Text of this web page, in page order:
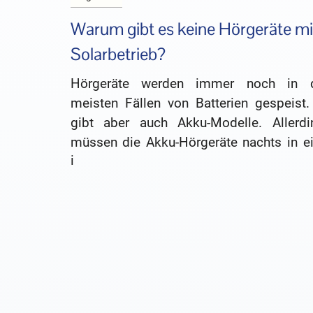
Warum gibt es keine Hörgeräte
Solarbetrieb?
Hörgeräte werden immer noch in
meisten Fällen von Batterien
gibt aber auch Akku-Modelle.
müssen die Akku-Hörgeräte nachts in
Ladestation aufgeladen werden. Warum
i